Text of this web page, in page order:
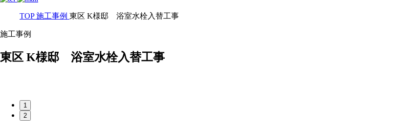
TOP 施工事例 東区 K様邸 浴室水栓入替工事
施工事例
東区 K様邸 浴室水栓入替工事
1
2